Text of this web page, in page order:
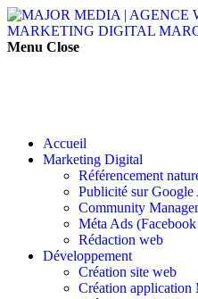
Menu Close
Accueil
Marketing Digital
Référencement
Publicité sur Google
Community
Méta Ads
Rédaction web
Développement
Création site web
Création